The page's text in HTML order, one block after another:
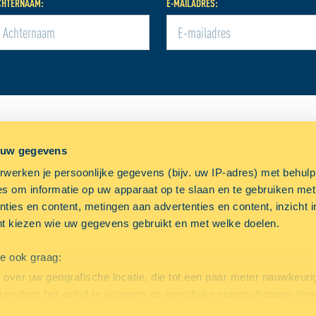
gegevens
je persoonlijke gegevens (bijv. uw IP-adres) met
om informatie op uw apparaat op te slaan en te gebruiken
en content, metingen aan advertenties en content, inzicht
kiezen wie uw gegevens gebruikt en met welke doelen.
ook graag:
uw geografische locatie, die tot een paar meter
door het actief te scannen op specifieke eigenschappen
E-MAILADRES:
locaties voor
gezocht
Openingstijden
Contact